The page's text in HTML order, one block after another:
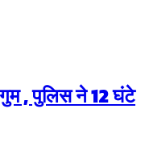
, पुलिस ने 12 घंटे